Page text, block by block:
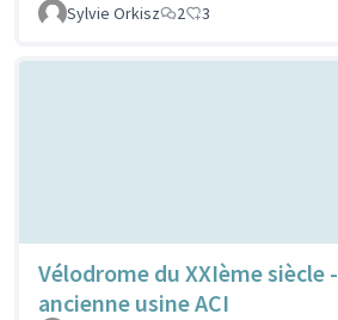
Sylvie Orkisz 2 3
Vélodrome du XXIème siècle -
ancienne usine ACI